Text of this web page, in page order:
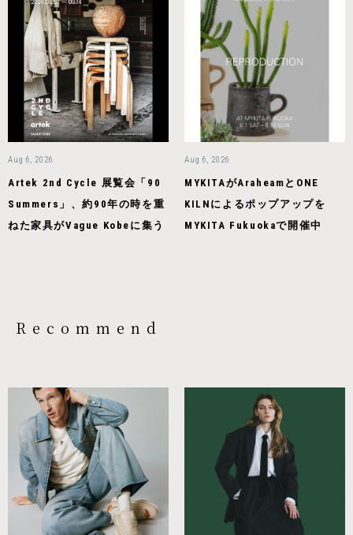
Aug 6, 2026
Artek 2nd Cycle 展覧会「90
Summers」、約90年の時を重
ねた家具がVague Kobeに集う
Aug 6, 2026
MYKITAがAraheamとONE
KILNによるポップアップを
MYKITA Fukuokaで開催中
Recommend